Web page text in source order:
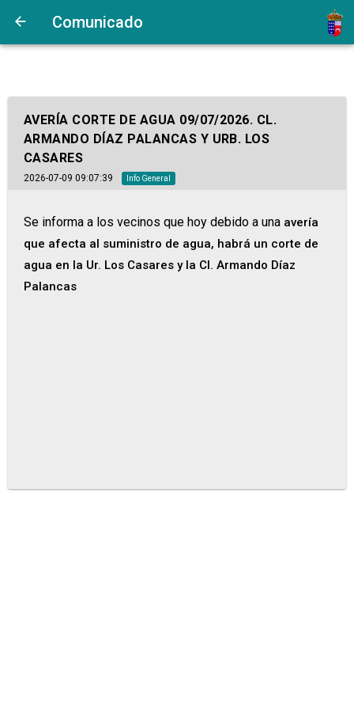
Comunicado
AVERÍA CORTE DE AGUA 09/07/2026. CL.
ARMANDO DÍAZ PALANCAS Y URB. LOS
CASARES
2026-07-09 09:07:39 Info General
Se informa a los vecinos que hoy debido a una avería
que afecta al suministro de agua, habrá un corte de
agua en la Ur. Los Casares y la Cl. Armando Díaz
Palancas